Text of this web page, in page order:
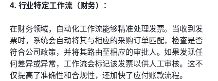
4. 行业特定工作流（财务）：
在财务领域，自动化工作流能够精准处理发票。当收到发
票时，系统会自动将其与相应的采购订单匹配，检查是否
符合公司政策，并将其路由至相应的审批人。如果发现任
何差异或异常，工作流会标记该发票以供人工审核。这不
仅提高了准确性和合规性，还加快了应付账款流程。